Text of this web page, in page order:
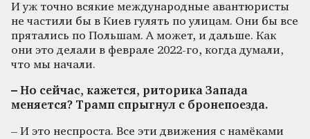
И уж точно всякие международные авантюристы
не частили бы в Киев гулять по улицам. Они бы все
прятались по Польшам. А может, и дальше. Как
они это делали в феврале 2022-го, когда думали,
что мы начали.
– Но сейчас, кажется, риторика Запада
меняется? Трамп спрыгнул с бронепоезда.
– И это неспроста. Все эти движения с намёками